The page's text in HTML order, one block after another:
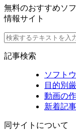
無料のおすすめソ
情報サイト
記事検索
ソフト
目的別
動画の
新着記事
同サイトについて